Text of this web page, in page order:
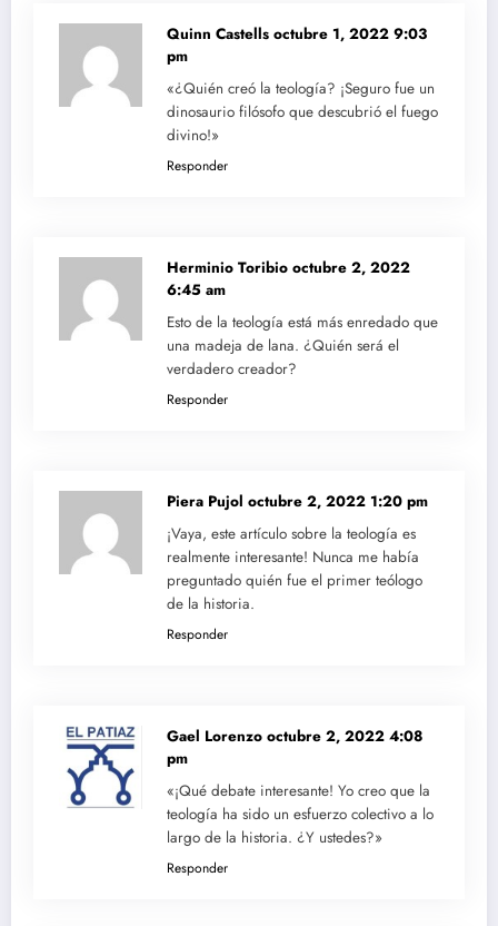
Quinn Castells octubre 1, 2022 9:03
pm
«¿Quién creó la teología? ¡Seguro fue un
dinosaurio filósofo que descubrió el fuego
divino!»
Responder
Herminio Toribio octubre 2, 2022
6:45 am
Esto de la teología está más enredado que
una madeja de lana. ¿Quién será el
verdadero creador?
Responder
Piera Pujol octubre 2, 2022 1:20 pm
¡Vaya, este artículo sobre la teología es
realmente interesante! Nunca me había
preguntado quién fue el primer teólogo
de la historia.
Responder
Gael Lorenzo octubre 2, 2022 4:08
pm
«¡Qué debate interesante! Yo creo que la
teología ha sido un esfuerzo colectivo a lo
largo de la historia. ¿Y ustedes?»
Responder